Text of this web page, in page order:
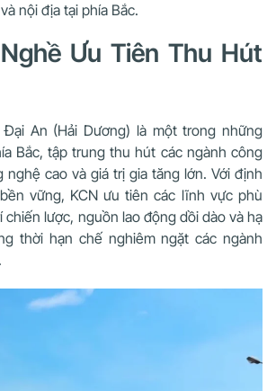
nội địa tại phía Bắc.
Ưu Tiên Thu Hút
An (Hải Dương) là một trong những
Bắc, tập trung thu hút các ngành công
nghệ cao và giá trị gia tăng lớn. Với định
vững, KCN ưu tiên các lĩnh vực phù
chiến lược, nguồn lao động dồi dào và hạ
thời hạn chế nghiêm ngặt các ngành